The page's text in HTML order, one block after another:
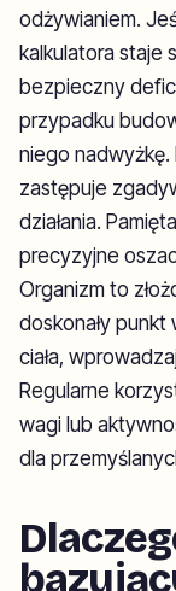
odżywianiem.
kalkulatora staje
bezpieczny
przypadku
niego
zastępuje
działania.
precyzyjne
Organizm to
doskonały
ciała,
Regularne
wagi lub
dla